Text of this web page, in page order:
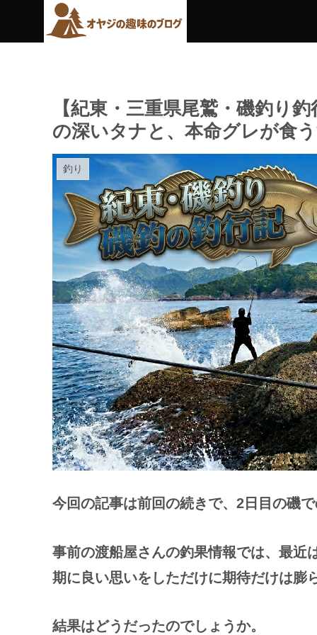
【紀東・三重県尾鷲・磯釣り
の深いタナと、本命グレが食
釣り
今回の記事は前回の続きで、2日目の磯
事前の渡船屋さんの釣果情報では、最近
期に良い思いをしただけに期待だけは膨
結果はどうだったのでしょうか。